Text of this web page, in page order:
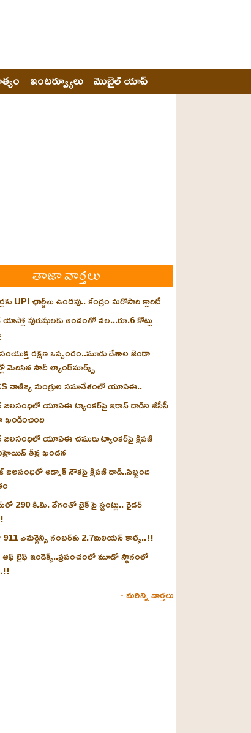
ఇంటర్వ్యూలు మొబైల్ యాప్
తాజా వార్తలు
UPI ఛార్జీలు ఉండవు.. కేంద్రం మరోసారి క్లారిటీ
పురుషులకు అందంతో వల...రూ.6 కోట్లు
రక్షణ ఒప్పందం..మూడు దేశాల జెండా
మెరిసిన సౌదీ ల్యాండ్‌మార్క్స్
వాణిజ్య మంత్రుల సమావేశంలో యూఏఈ..
జలసంధిలో యూఏఈ ట్యాంకర్‌పై ఇరాన్ దాడిని జీసీసీ
ఖండించింది
జలసంధిలో యూఏఈ చమురు ట్యాంకర్‌పై క్షిపణి
తీవ్ర ఖండన
జలసంధిలో అడ్నాక్ నౌకపై క్షిపణి దాడి..సిబ్బంది
290 కి.మీ. వేగంతో బైక్‌ పై స్టంట్లు.. రైడర్
ఎమర్జెన్సీ నంబర్‌కు 2.7మిలియన్ కాల్స్..!!
లైఫ్ ఇండెక్స్‌..ప్రపంచంలో మూడో స్థానంలో
- మరిన్ని వార్తలు